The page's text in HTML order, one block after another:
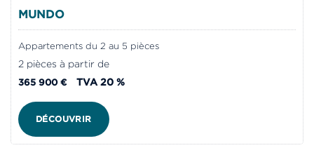
MUNDO
Appartements du 2 au 5 pièces
2 pièces à partir de
365 900 € TVA 20 %
DÉCOUVRIR